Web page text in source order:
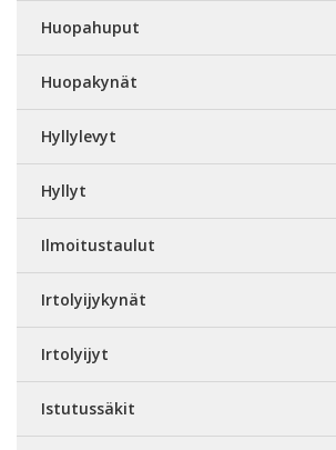
Huopahuput
Huopakynät
Hyllylevyt
Hyllyt
Ilmoitustaulut
Irtolyijykynät
Irtolyijyt
Istutussäkit